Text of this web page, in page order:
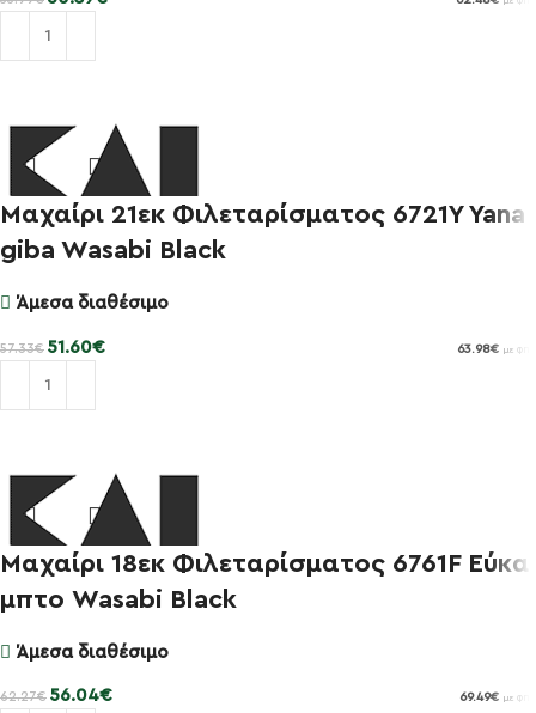
-10%
Μαχαίρι 21εκ Φιλεταρίσματος 6721Y Yana
giba Wasabi Black
Άμεσα διαθέσιμο
57.33€ 51.60€ 63.98€ με ΦΠΑ
-10%
Μαχαίρι 18εκ Φιλεταρίσματος 6761F Εύκα
μπτο Wasabi Black
Άμεσα διαθέσιμο
62.27€ 56.04€ 69.49€ με ΦΠΑ